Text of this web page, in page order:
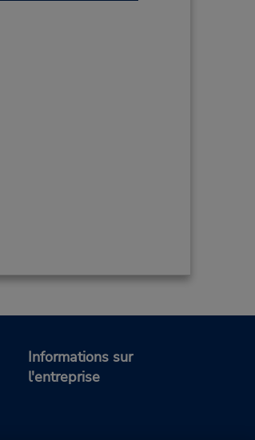
Informations sur
l'entreprise